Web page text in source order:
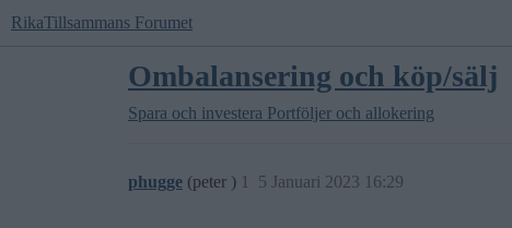
RikaTillsammans Forumet
Ombalansering och köp/sälj
Spara och investera Portföljer och allokering
phugge (peter ) 5 Januari 2023 16:29
1